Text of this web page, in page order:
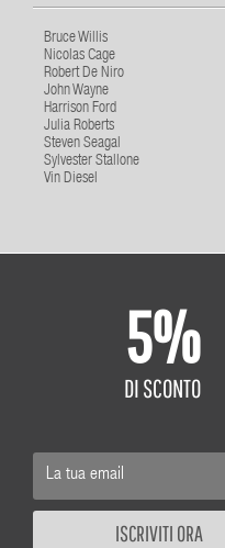
Bruce Willis
Nicolas Cage
Robert De Niro
John Wayne
Harrison Ford
Julia Roberts
Steven Seagal
Sylvester Stallone
Vin Diesel
5%
DI SCONTO
ISCRIVITI ORA